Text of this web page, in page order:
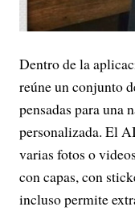
Dentro de la
reúne un conjunto
pensadas para una
personalizada. El
varias fotos o
con capas, con
incluso permite